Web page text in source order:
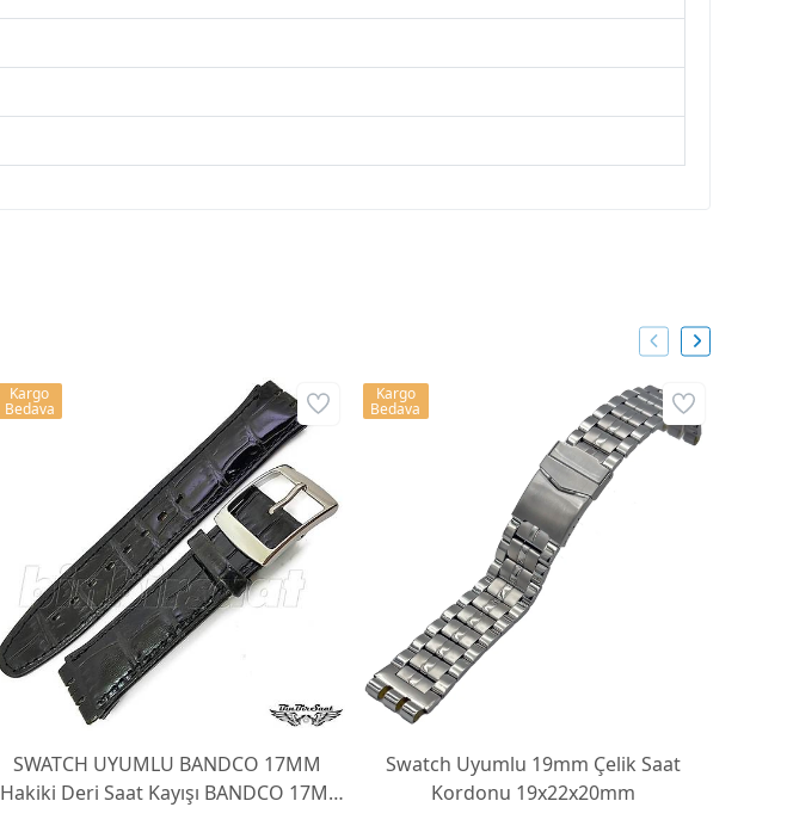
SWATCH UYUMLU BANDCO 17MM
Hakiki Deri Saat Kayışı BANDCO 17M-
Kargo
Bedava
Swatch Uyumlu 19mm Çelik Saat
Kordonu 19x22x20mm
Kargo
Bedava